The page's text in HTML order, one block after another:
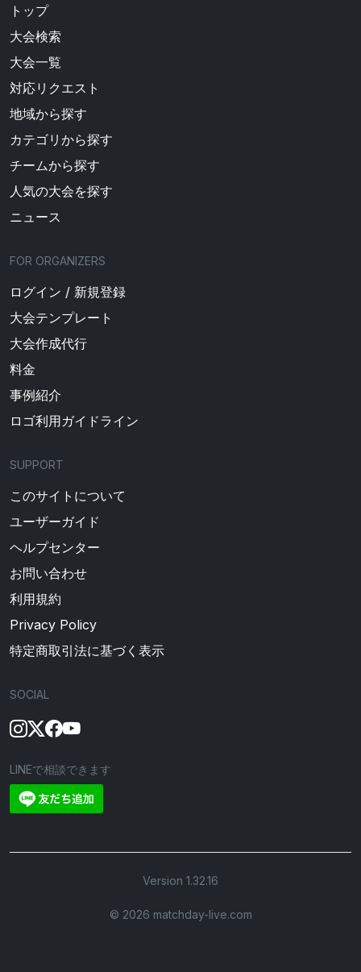
トップ
大会検索
大会一覧
対応リクエスト
地域から探す
カテゴリから探す
チームから探す
人気の大会を探す
ニュース
FOR ORGANIZERS
ログイン / 新規登録
大会テンプレート
大会作成代行
料金
事例紹介
ロゴ利用ガイドライン
SUPPORT
このサイトについて
ユーザーガイド
ヘルプセンター
お問い合わせ
利用規約
Privacy Policy
特定商取引法に基づく表示
SOCIAL
LINEで相談できます
Version 1.32.16
©︎ 2026 matchday-live.com